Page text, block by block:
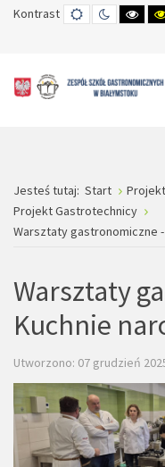
Kontrast TRYB
DOMYŚLNY
TRYB
DZIENNY
Jesteś tutaj: Start
Projekt Gastrotechnicy
Warsztaty gastronomiczne
Warsztaty
Kuchnie
Utworzono: 07 grudzień